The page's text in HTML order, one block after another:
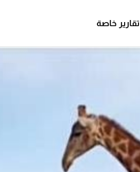
تقارير خاصة